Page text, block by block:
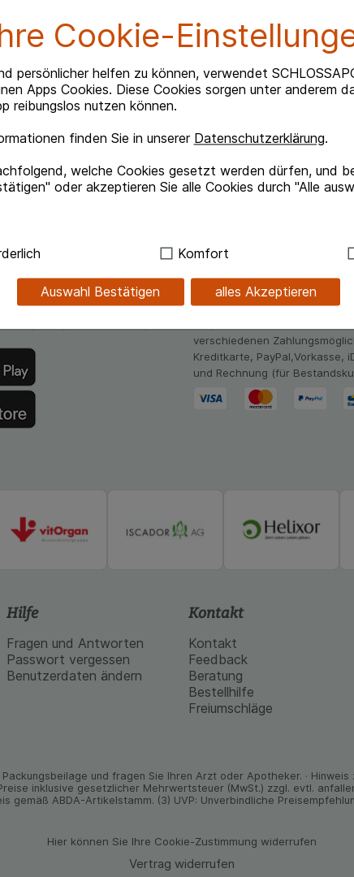
Cookie-
persönlicher helfen zu können, verwendet
Apps Cookies. Diese Cookies sorgen unter anderem
reibungslos nutzen können.
finden Sie in unserer Datenschutzerklärung.
welche Cookies gesetzt werden dürfen, und
oder akzeptieren Sie alle Cookies durch "Alle
Hierbei handelt es sich um Cookies, die für die
für die Wiedererkennung des Besuchers oder
Spracheinstellung) anzupassen. Komfort-Cookies
zugeschrittene Inhalte anzuzeigen und unser
Hierüber lassen sich Informationen über die Art und
mit deren Hilfe wir unsere Website weiter für Sie
aber auch die Werbung auf Drittseiten möglichst
Komfort
Auswahl Bestätigen alles Akzeptieren
App Unsere Zahlungsarten
verschiedenen
Kreditkarte, PayPal,Vorkasse,
und Rechnung (für
Hilfe
Fragen und Antworten
Passwort vergessen
Benutzerdaten ändern
Kontakt
Kontakt
Feedback
Beratung
Bestellhilfe
Freiumschläge
und fragen Sie Ihren Arzt oder Apo­theker. ·
inklusive gesetz­licher Mehrwertsteuer (MwSt.) zzgl. evtl.
ABDA-Artikelstamm. (3) UVP: Unverbindliche
Hier können Sie Ihre Cookie-Zustimmung widerrufen
Vertrag widerrufen